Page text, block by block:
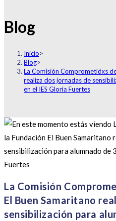
Blog
Inicio>
Blog>
La Comisión Comprometidxs
realiza dos jornadas de
en el IES Gloria Fuertes
La Comisión
El Buen Samaritano
sensibilización para